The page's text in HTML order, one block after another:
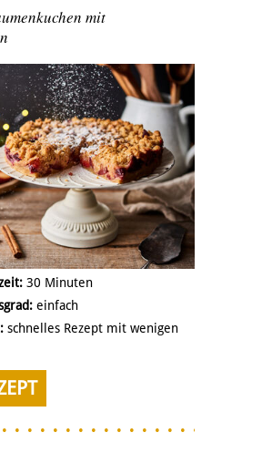
mit
30 Minuten
einfach
schnelles Rezept mit wenigen